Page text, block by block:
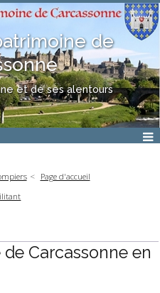
de
et de ses alentours
Page d'accueil
Carcassonne en